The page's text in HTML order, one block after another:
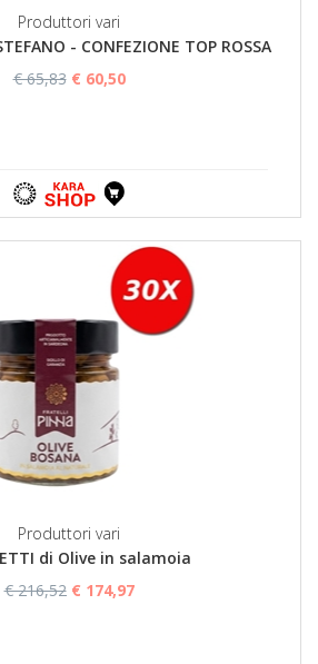
Produttori vari
- CONFEZIONE TOP ROSSA
€ 65,83 € 60,50
Produttori vari
di Olive in salamoia
€ 216,52 € 174,97